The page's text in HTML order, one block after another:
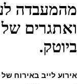
מהמעבדה
ואתגרים
ביוטק.
אירוע לייב באירוח של